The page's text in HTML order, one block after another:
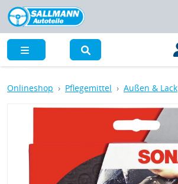
Onlineshop Pflegemittel Außen & Lack